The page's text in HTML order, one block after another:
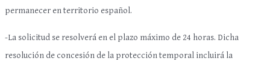
permanecer en territorio español.
-La solicitud se resolverá en el plazo máximo de 24 horas. Dicha
resolución de concesión de la protección temporal incluirá la